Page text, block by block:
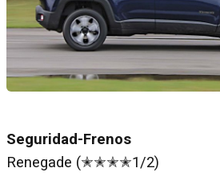
Seguridad-Frenos
Renegade (✭✭✭✭1/2)